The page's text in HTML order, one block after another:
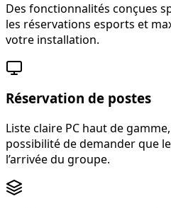
Des fonctionnalités conçues
les réservations esports et
votre installation.
Réservation de postes
Liste claire PC haut de
possibilité de demander que
l’arrivée du groupe.